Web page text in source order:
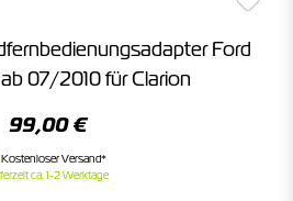
Ford
07/2010 für Clarion
99,00 €
ca. 1-2 Werktage